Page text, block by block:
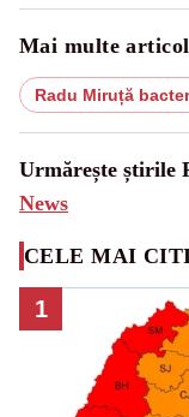
Mai multe
Radu Miruță
Urmărește știrile
News
CELE MAI
1